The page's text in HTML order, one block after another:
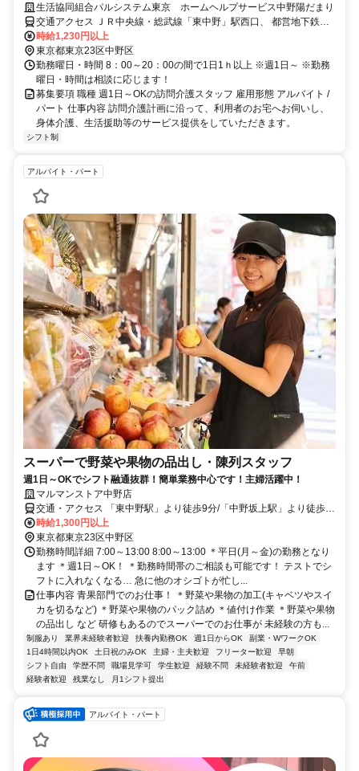
験者・ブランクある方OK♪
生活協同組合パルシステム東京 ホームヘルプサービス中野陽だまり
交通アクセス ＪＲ中央線・総武線「東中野」駅西口、 都営地下鉄大
江戸線「東中野」駅Ａ1番出口より 徒歩7分 ※交通費全額支給あり ※
自転車通勤可
時給1,230円以上
東京都東京23区中野区
勤務曜日・時間 8：00～20：00の間で1日1ｈ以上 ※週1日～ ※勤務
曜日・時間は相談に応じます！
募集要項 職種 週1日～OKの訪問介護スタッフ 雇用形態 アルバイト /
パート 仕事内容 訪問介護計画に沿って、利用者のお宅へお伺いし、
身体介護、生活援助等のサービス提供をしていただきます。
シフト制
アルバイト・パート
スーパーで野菜や果物の品出し・陳列スタッフ
週1日～OKでシフト融通抜群！簡単業務中心です！主婦活躍中！
マルマンストア中野店
交通・アクセス 「東中野駅」より徒歩9分/「中野坂上駅」より徒歩
12分
時給1,300円以上
東京都東京23区中野区
勤務時間詳細 7:00～13:00 8:00～13:00 ＊平日(月～金)の勤務となり
ます ＊週1日～OK！ ＊勤務時間帯のご相談も可能です！ テストでシ
フトに入れなくなる… 急に他のオシゴトが忙し...
仕事内容 青果部門でのお仕事！ ＊野菜や果物の加工(キャベツやスイ
カを切るなど) ＊野菜や果物のパック詰め ＊値付け作業 ＊野菜や果物
の品出し など 研修もあるのでスーパーでのお仕事が 未経験の方も...
制服あり 業界未経験者歓迎 扶養内勤務OK 週1日からOK
副業・WワークOK
1日4時間以内OK
土日祝のみOK 主婦・主夫歓迎 フリーター歓迎
早朝
シフト自由
学歴不問 職場見学可 学生歓迎 経験不問 未経験者歓迎
午前
経験者歓迎
残業なし 月1シフト提出
アルバイト・パート